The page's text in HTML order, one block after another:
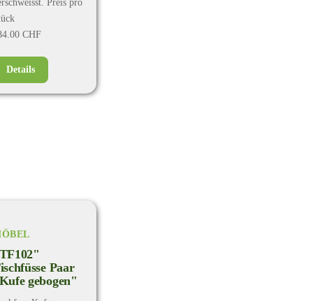
CHF
Details
Paar
gebogen"